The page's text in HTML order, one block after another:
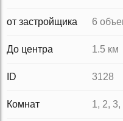
от застройщика 6
До центра 1.5 км
ID 3128
Комнат 1, 2, 3,